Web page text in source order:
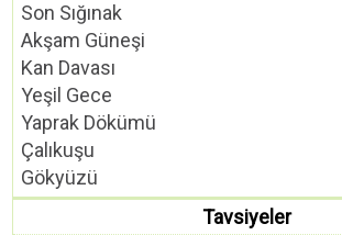
Son Sığınak
Akşam Güneşi
Kan Davası
Yeşil Gece
Yaprak Dökümü
Çalıkuşu
Gökyüzü
Tavsiyeler